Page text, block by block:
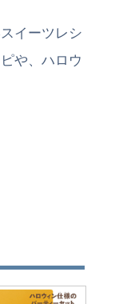
イーツレシ
や、ハロウ